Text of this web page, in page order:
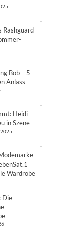
Rashguard
Bob – 5
Anlass
Heidi
in Szene
Wardrobe
Die